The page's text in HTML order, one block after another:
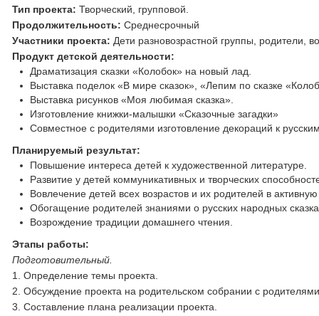
Тип проекта:Творческий, групповой.
Продолжительность: Среднесрочный
Участники проекта: Дети разновозрастной группы, родители,
Продукт детской деятельности:
Драматизация сказки «Колобок» на новый лад.
Выставка поделок «В мире сказок», «Лепим по сказке
Выставка рисунков «Моя любимая сказка».
Изготовление книжки-малышки «Сказочные загадки»
Совместное с родителями изготовление декораций к
Планируемый результат:
Повышение интереса детей к художественной литературе.
Развитие у детей коммуникативных и творческих
Вовлечение детей всех возрастов и их родителей в
Обогащение родителей знаниями о русских народных
Возрождение традиции домашнего чтения.
Этапы работы:
Подготовительный.
1. Определение темы проекта.
2. Обсуждение проекта на родительском собрании с
3. Составление плана реализации проекта.